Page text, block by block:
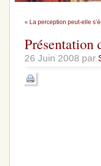
« La perception peut-elle
26 Juin 2008 par